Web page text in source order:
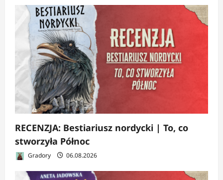
RECENZJA: Bestiariusz nordycki | To, co
stworzyła Północ
Gradory 06.08.2026